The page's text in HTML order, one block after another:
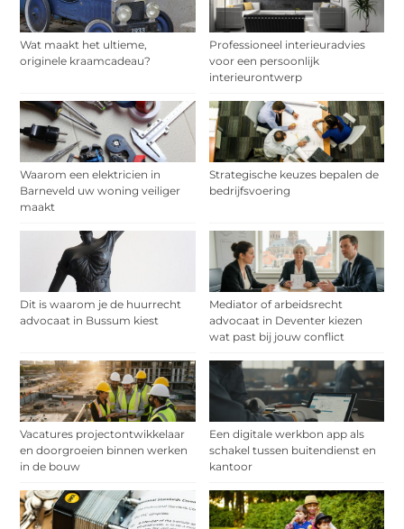
Wat maakt het ultieme,
originele kraamcadeau?
Professioneel interieuradvies
voor een persoonlijk
interieurontwerp
Waarom een elektricien in
Barneveld uw woning veiliger
maakt
Strategische keuzes bepalen de
bedrijfsvoering
Dit is waarom je de huurrecht
advocaat in Bussum kiest
Mediator of arbeidsrecht
advocaat in Deventer kiezen
wat past bij jouw conflict
Vacatures projectontwikkelaar
en doorgroeien binnen werken
in de bouw
Een digitale werkbon app als
schakel tussen buitendienst en
kantoor